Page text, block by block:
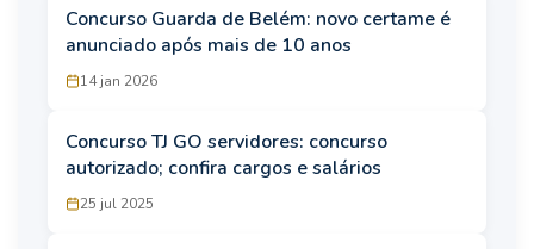
Concurso Guarda de Belém: novo certame é
anunciado após mais de 10 anos
14 jan 2026
Concurso TJ GO servidores: concurso
autorizado; confira cargos e salários
25 jul 2025